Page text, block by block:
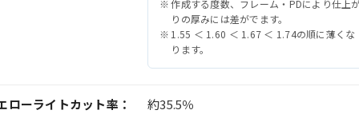
作成する度数、フレーム・PDにより仕上
りの厚みには差がでます。
1.55 ＜ 1.60 ＜ 1.67 ＜ 1.74の順に薄くな
ります。
ローライトカット率： 約35.5％